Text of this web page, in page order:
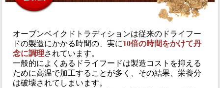
オーブンベイクドトラディションは従来のドライフー
ドの製造にかかる時間の、実に10倍の時間をかけて丹
念に調理されています。
一般的によくあるドライフードは製造コストを抑える
ために高温で加工することが多く、その結果、栄養分
は破壊されてしまいます。